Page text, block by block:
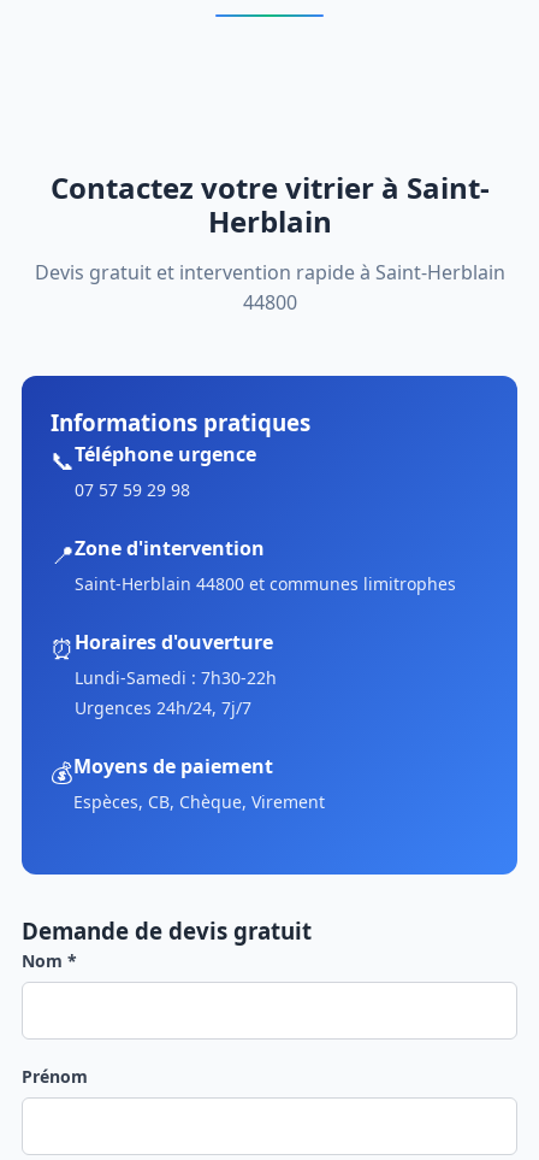
Contactez votre vitrier à Saint-
Herblain
Devis gratuit et intervention rapide à Saint-Herblain
44800
Informations pratiques
📞Téléphone urgence
07 57 59 29 98
📍Zone d'intervention
Saint-Herblain 44800 et communes limitrophes
⏰Horaires d'ouverture
Lundi-Samedi : 7h30-22h
Urgences 24h/24, 7j/7
💰Moyens de paiement
Espèces, CB, Chèque, Virement
Demande de devis gratuit
Nom *
Prénom